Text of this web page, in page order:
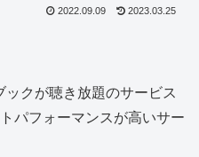
2022.09.09 2023.03.25
クが聴き放題のサービス
パフォーマンスが高いサー